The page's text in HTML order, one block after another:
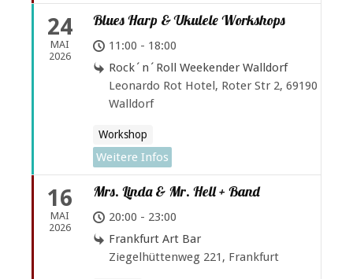
24
MAI
2026
Blues Harp & Ukulele Workshops
11:00 - 18:00
Rock´n´Roll Weekender Walldorf
Leonardo Rot Hotel, Roter Str 2, 69190
Walldorf
Workshop
Weitere Infos
16
MAI
2026
Mrs. Linda & Mr. Hell + Band
20:00 - 23:00
Frankfurt Art Bar
Ziegelhüttenweg 221, Frankfurt